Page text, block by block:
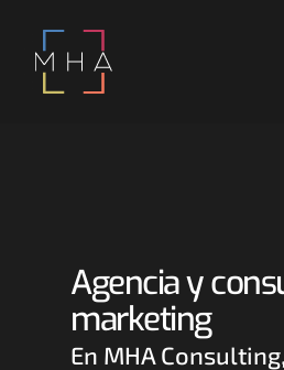
Agencia y
marketing
En MHA